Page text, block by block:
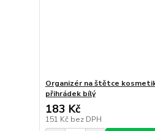
Organizér na štětce
přihrádek bílý
183 Kč
151 Kč bez DPH